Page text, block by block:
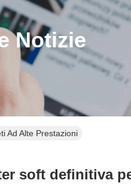
Notizie
Ad Alte Prestazioni
soft definitiva